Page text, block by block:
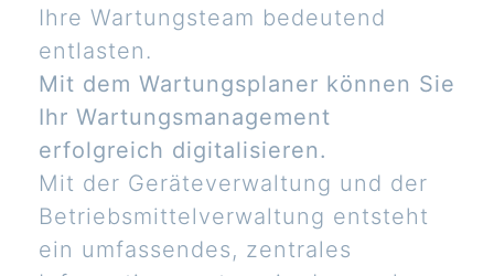
Ihre Wartungsteam bedeutend
entlasten.
Mit dem Wartungsplaner können Sie
Ihr Wartungsmanagement
erfolgreich digitalisieren.
Mit der Geräteverwaltung und der
Betriebsmittelverwaltung entsteht
ein umfassendes, zentrales